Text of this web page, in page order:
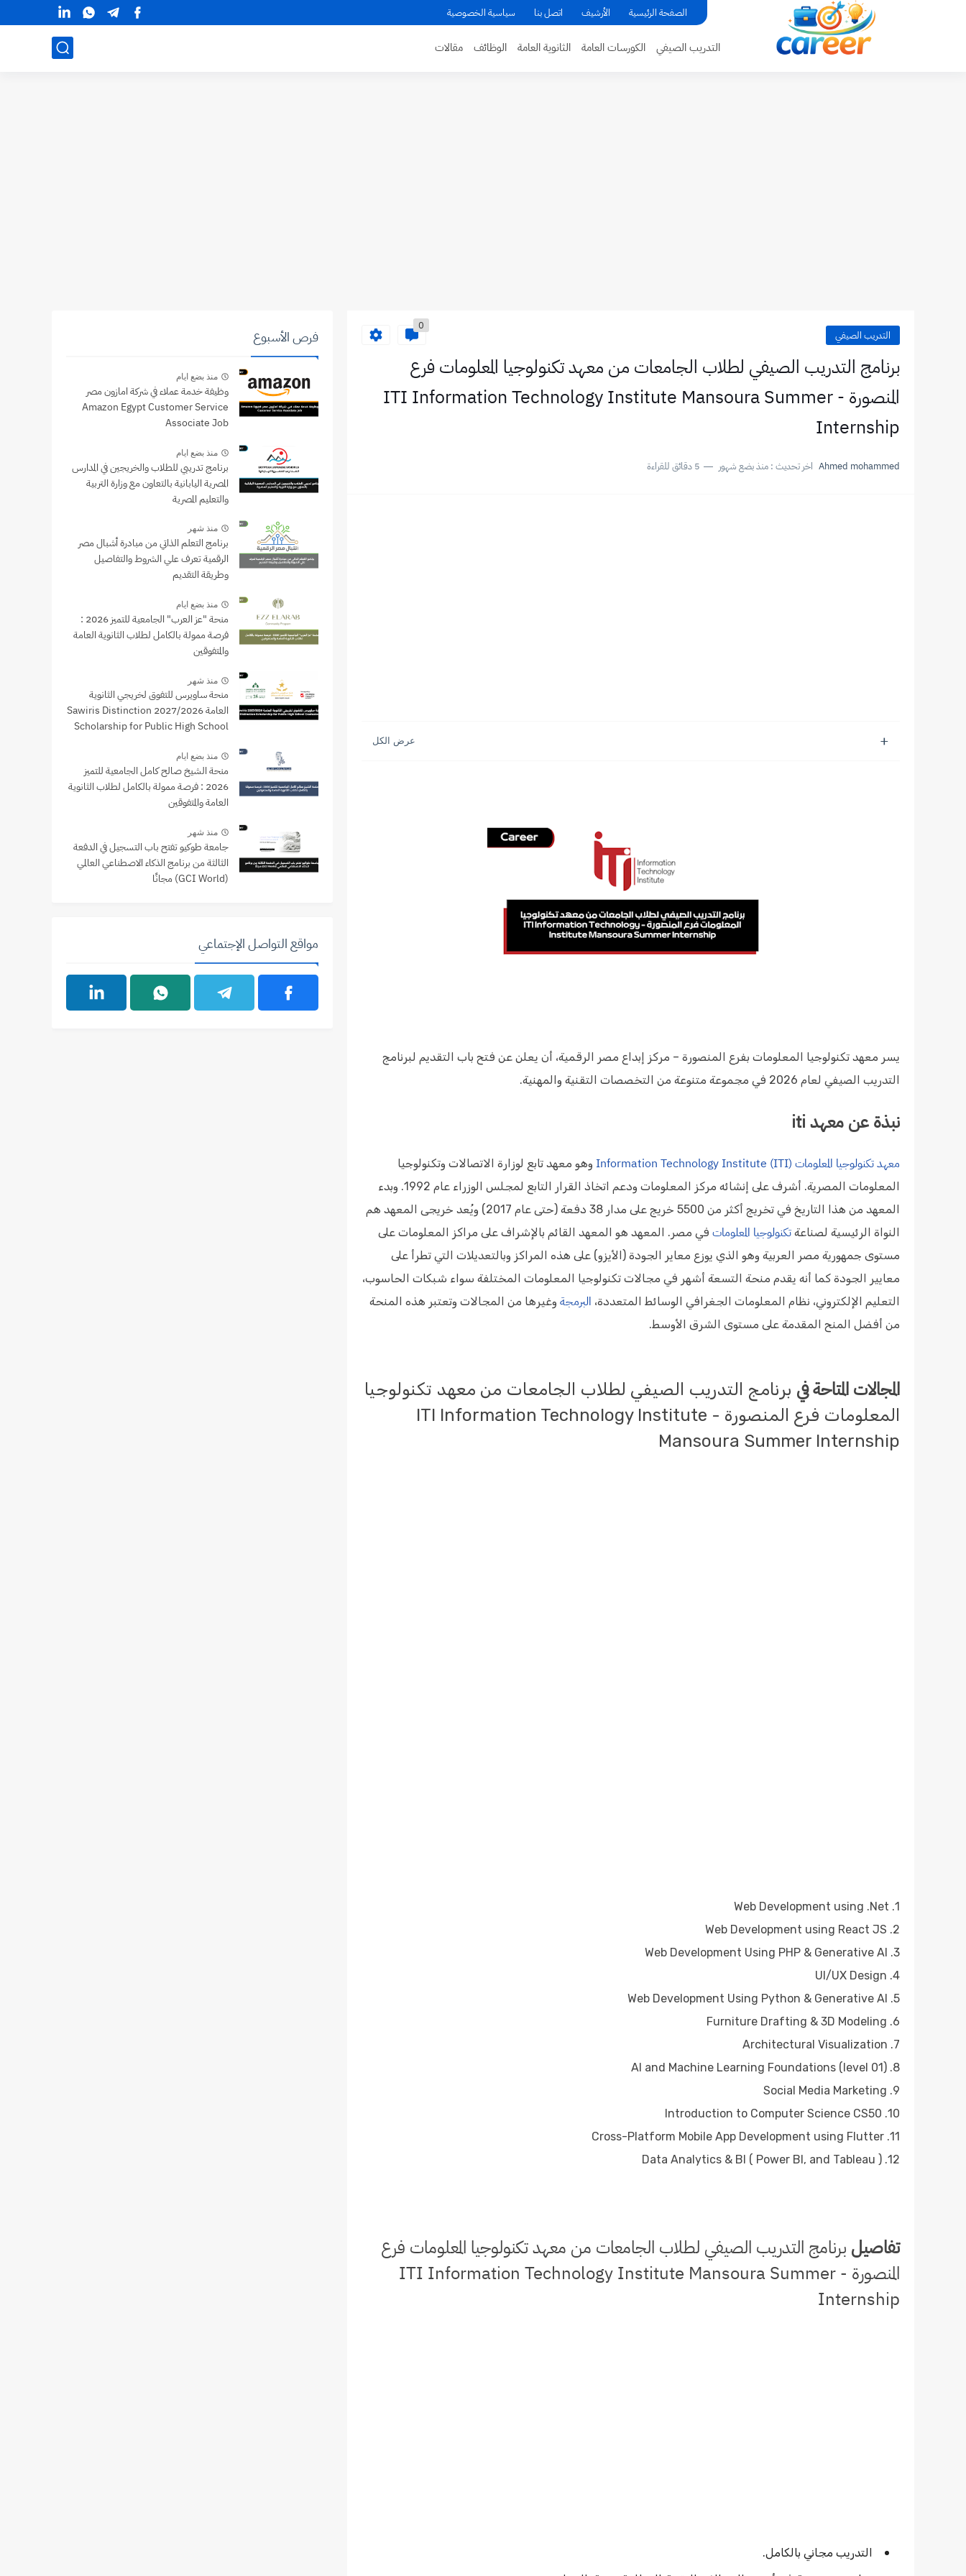
الصفحة الرئيسية الأرشيف اتصل بنا سياسية الخصوصية
التدريب الصيفي الكورسات العامة الثانوية العامة الوظائف مقالات
التدريب الصيفي
0
برنامج التدريب الصيفي لطلاب الجامعات من معهد تكنولوجيا المعلومات فرع
المنصورة - ITI Information Technology Institute Mansoura Summer
Internship
Ahmed mohammed اخر تحديث : منذ بضع شهور 5 دقائق للقراءة
يسر معهد تكنولوجيا المعلومات بفرع المنصورة – مركز إبداع مصر الرقمية، أن يعلن عن فتح باب التقديم لبرنامج
التدريب الصيفي لعام 2026 في مجموعة متنوعة من التخصصات التقنية والمهنية.
نبذة عن معهد iti
معهد تكنولوجيا المعلومات (Information Technology Institute (ITI
وهو معهد تابع لوزارة الاتصالات وتكنولوجيا
المعلومات المصرية. أشرف على إنشائه مركز المعلومات ودعم اتخاذ القرار التابع لمجلس الوزراء عام 1992. وبدء
المعهد من هذا التاريخ في تخريج أكثر من 5500 خريج على مدار 38 دفعة (حتى عام 2017) ويُعد خريجى المعهد هم
النواة الرئيسية لصناعة تكنولوجيا المعلومات في مصر. المعهد هو المعهد القائم بالإشراف على مراكز المعلومات على
مستوى جمهورية مصر العربية وهو الذي يوزع معاير الجودة (الأيزو) على هذه المراكز وبالتعديلات التي تطرأ على
معايير الجودة كما أنه يقدم منحة التسعة أشهر في مجالات تكنولوجيا المعلومات المختلفة سواء شبكات الحاسوب،
التعليم الإلكتروني، نظام المعلومات الجغرافي الوسائط المتعددة، البرمجة وغيرها من المجالات وتعتبر هذه المنحة
من أفضل المنح المقدمة على مستوى الشرق الأوسط.
المجالات المتاحة في برنامج التدريب الصيفي لطلاب الجامعات من معهد تكنولوجيا
المعلومات فرع المنصورة - ITI Information Technology Institute
Mansoura Summer Internship
1. Web Development using .Net
2. Web Development using React JS
3. Web Development Using PHP & Generative AI
4. UI/UX Design
5. Web Development Using Python & Generative AI
6. Furniture Drafting & 3D Modeling
7. Architectural Visualization
8. AI and Machine Learning Foundations (level 01)
9. Social Media Marketing
10. Introduction to Computer Science CS50
11. Cross-Platform Mobile App Development using Flutter
12. Data Analytics & BI ( Power BI, and Tableau )
تفاصيل برنامج التدريب الصيفي لطلاب الجامعات من معهد تكنولوجيا المعلومات فرع
المنصورة - ITI Information Technology Institute Mansoura Summer
Internship
التدريب مجاني بالكامل.
فرص الأسبوع
منذ بضع ايام
وظيفة خدمة عملاء في شركة امازون مصر
Amazon Egypt Customer Service
Associate Job
منذ بضع ايام
برنامج تدريبي للطلاب والخريجين في المدارس
المصرية اليابانية بالتعاون مع وزارة التربية
والتعليم المصرية
منذ شهر
برنامج التعلم الذاتي من مبادرة أشبال مصر
الرقمية تعرف علي الشروط والتفاصيل
وطريقة التقديم
منذ بضع ايام
منحة "عز العرب" الجامعية للتميز 2026 :
فرصة ممولة بالكامل لطلاب الثانوية العامة
والمتفوقين
منذ شهر
منحة ساويرس للتفوق لخريجي الثانوية
العامة 2027/2026 Sawiris Distinction
Scholarship for Public High School
منذ بضع ايام
منحة الشيخ صالح كامل الجامعية للتميز
2026 : فرصة ممولة بالكامل لطلاب الثانوية
العامة والمتفوقين
منذ شهر
جامعة طوكيو تفتح باب التسجيل في الدفعة
الثالثة من برنامج الذكاء الاصطناعي العالمي
(GCI World) مجانًا
مواقع التواصل الإجتماعي